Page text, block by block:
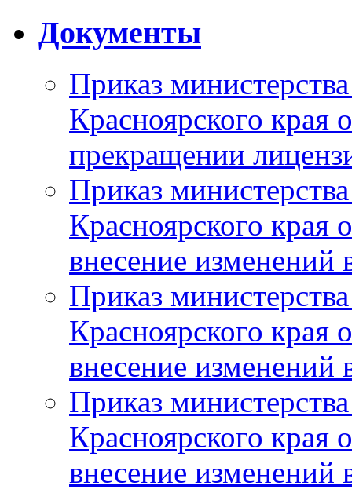
Документы
Приказ
Красноярского
прекращении
Приказ
Красноярского
внесение изменений
Приказ
Красноярского
внесение изменений
Приказ
Красноярского
внесение изменений